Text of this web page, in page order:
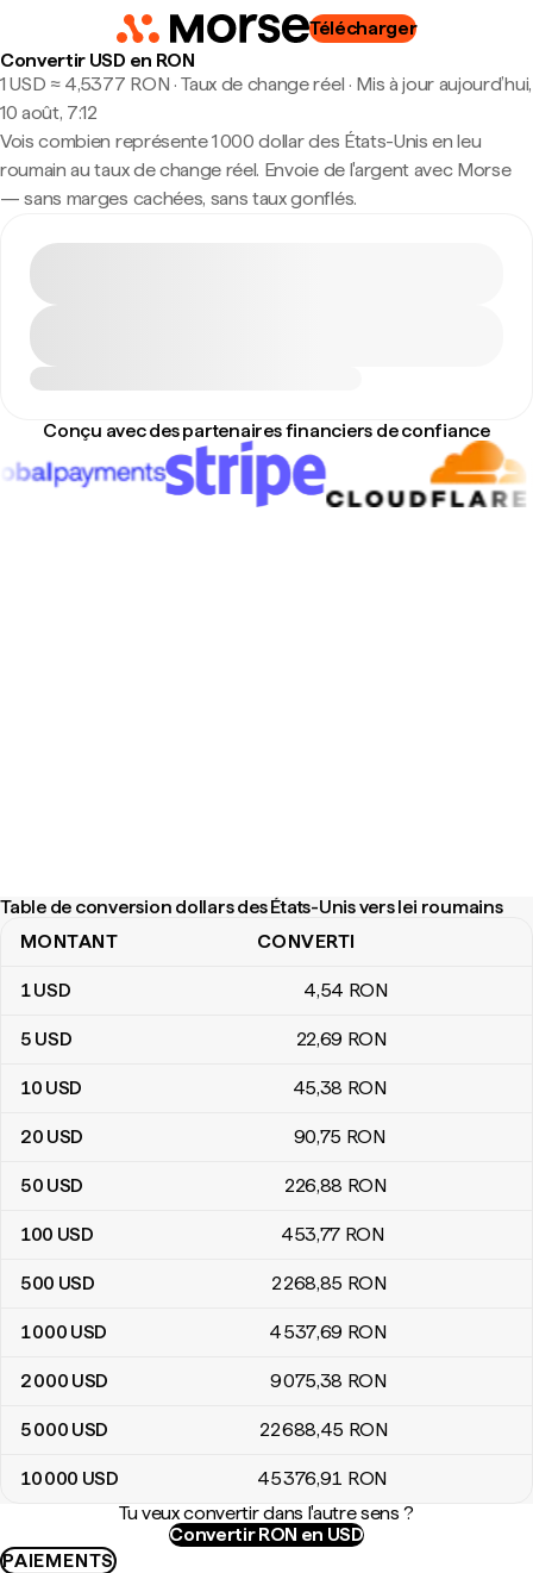
Télécharger
Convertir USD en RON
1 USD ≈ 4,5377 RON · Taux de change réel · Mis à jour aujourd’hui,
10 août, 7:12
Vois combien représente 1 000 dollar des États-Unis en leu
roumain au taux de change réel. Envoie de l'argent avec Morse
— sans marges cachées, sans taux gonflés.
Conçu avec des partenaires financiers de confiance
Table de conversion dollars des États-Unis vers lei roumains
Table de conversion dollars des États-Unis vers lei roumains
MONTANT CONVERTI
1USD 4,54 RON
5 USD 22,69 RON
10 USD 45,38 RON
20 USD 90,75 RON
50 USD 226,88 RON
100 USD 453,77 RON
500 USD 2 268,85 RON
1 000 USD 4 537,69 RON
2 000 USD 9 075,38 RON
5 000 USD 22 688,45 RON
10 000 USD 45 376,91 RON
Tu veux convertir dans l'autre sens ?
Convertir RON en USD
PAIEMENTS